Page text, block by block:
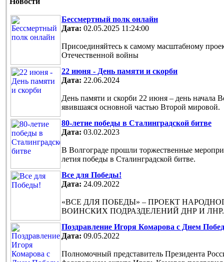
Бессмертный полк онлайн
Дата: 02.05.2025 11:24:00
Присоединяйтесь к самому масштабному
Отечественной войны
22 июня - День памяти и скорби
Дата: 22.06.2024
День памяти и скорби 22 июня – день начала
явившаяся основной частью Второй мировой.
80-летие победы в Сталинградской битве
Дата: 03.02.2023
В Волгограде прошли торжественные
летия победы в Сталинградской битве.
Все для Победы!
Дата: 24.09.2022
«ВСЕ ДЛЯ ПОБЕДЫ» – ПРОЕКТ
ВОИНСКИХ ПОДРАЗДЕЛЕНИЙ ДНР И ЛНР.
Поздравление Игоря Комарова с Днем
Дата: 09.05.2022
Полномочный представитель Президента